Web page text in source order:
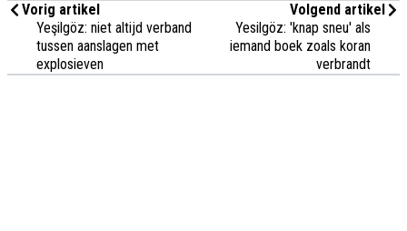
Vorig artikel
Yeşilgöz: niet altijd verband
tussen aanslagen met
explosieven
Volgend artikel
Yesilgöz: 'knap sneu' als
iemand boek zoals koran
verbrandt